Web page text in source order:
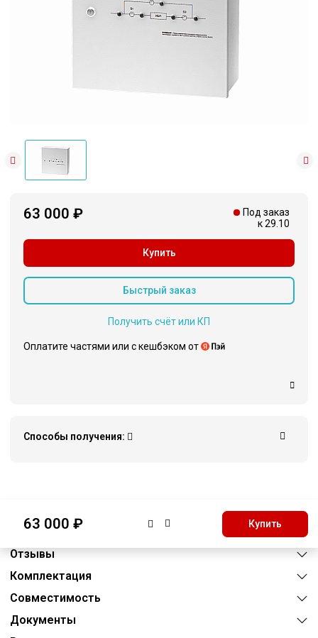
63 000 ₽
Под заказ
к 29.10
Купить
Быстрый заказ
Получить счёт или КП
Оплатите частями или c кешбэком от
Способы получения:
63 000 ₽ Купить
Характеристики
Отзывы
Комплектация
Совместимость
Документы